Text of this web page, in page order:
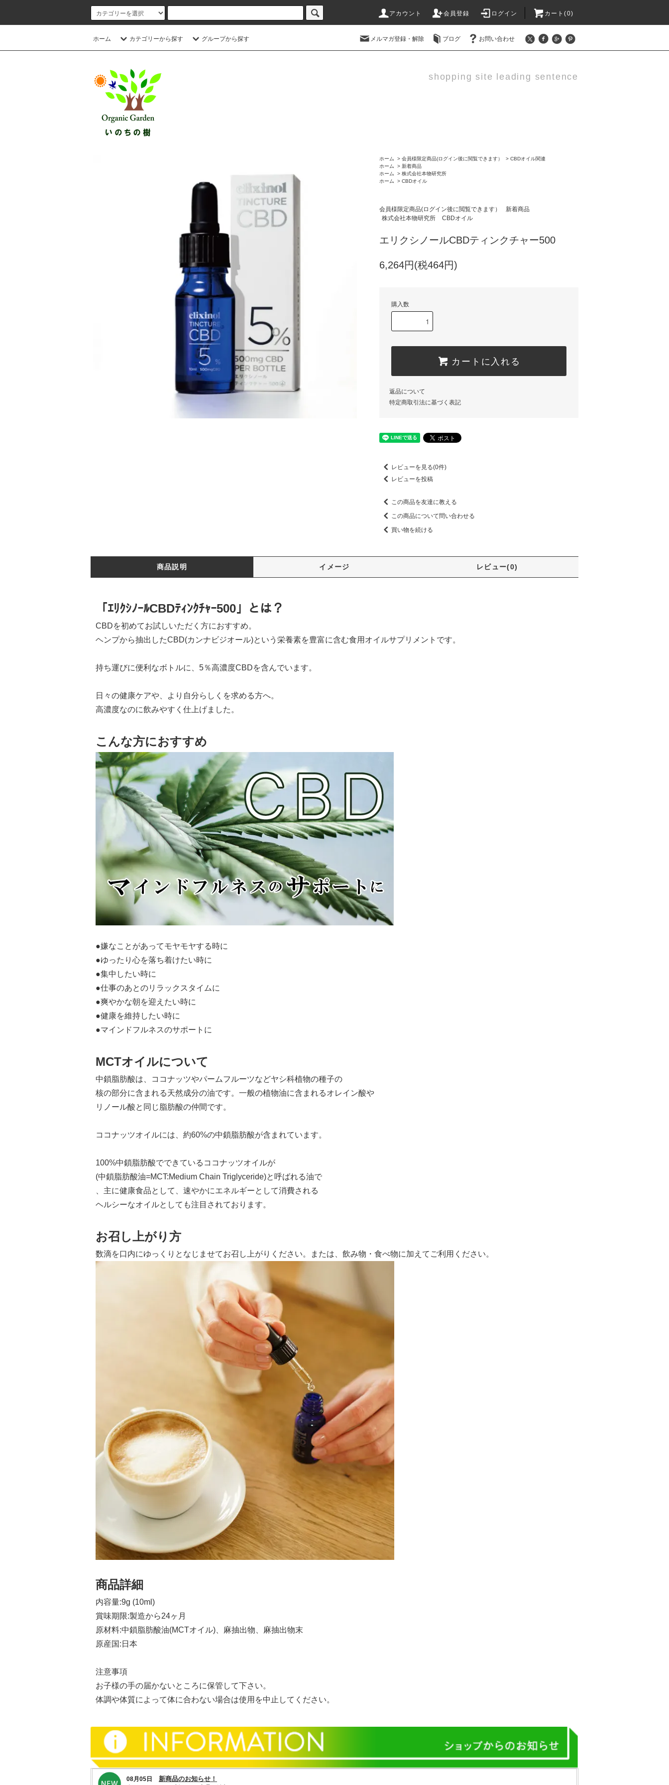
アカウント 会員登録 ログイン カート(0)
ホーム カテゴリーから探す グループから探す メルマガ登録・解除 ブログ お問い合わせ
shopping site leading sentence
ホーム > 会員様限定商品(ログイン後に閲覧できます） > CBDオイル関連
ホーム
> 新着商品
ホーム
> 株式会社本物研究所
ホーム
> CBDオイル
会員様限定商品(ログイン後に閲覧できます）
新着商品
株式会社本物研究所
CBDオイル
エリクシノールCBDティンクチャー500
6,264円(税464円)
購入数
カートに入れる
返品について
特定商取引法に基づく表記
レビューを見る(0件)
レビューを投稿
この商品を友達に教える
この商品について問い合わせる
買い物を続ける
商品説明 イメージ レビュー(0)
「ｴﾘｸｼﾉｰﾙCBDﾃｨﾝｸﾁｬｰ500」とは？
CBDを初めてお試しいただく方におすすめ。
ヘンプから抽出したCBD(カンナビジオール)という栄養素を豊富に含む食用オイルサプリメントです。
持ち運びに便利なボトルに、5％高濃度CBDを含んでいます。
日々の健康ケアや、より自分らしくを求める方へ。
高濃度なのに飲みやすく仕上げました。
こんな方におすすめ
●嫌なことがあってモヤモヤする時に
●ゆったり心を落ち着けたい時に
●集中したい時に
●仕事のあとのリラックスタイムに
●爽やかな朝を迎えたい時に
●健康を維持したい時に
●マインドフルネスのサポートに
MCTオイルについて
中鎖脂肪酸は、ココナッツやパームフルーツなどヤシ科植物の種子の
核の部分に含まれる天然成分の油です。一般の植物油に含まれるオレイン酸や
リノール酸と同じ脂肪酸の仲間です。
ココナッツオイルには、約60%の中鎖脂肪酸が含まれています。
100%中鎖脂肪酸でできているココナッツオイルが
(中鎖脂肪酸油=MCT:Medium Chain Triglyceride)と呼ばれる油で
、主に健康食品として、速やかにエネルギーとして消費される
ヘルシーなオイルとしても注目されております。
お召し上がり方
数滴を口内にゆっくりとなじませてお召し上がりください。または、飲み物・食べ物に加えてご利用ください。
商品詳細
内容量:9g (10ml)
賞味期限:製造から24ヶ月
原材料:中鎖脂肪酸油(MCTオイル)、麻抽出物、麻抽出物末
原産国:日本
注意事項
お子様の手の届かないところに保管して下さい。
体調や体質によって体に合わない場合は使用を中止してください。